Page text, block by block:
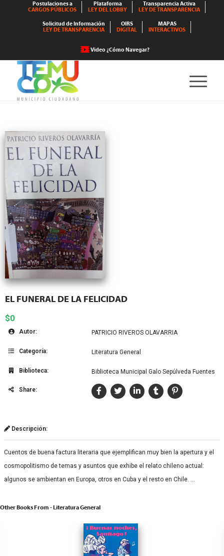
Postulaciones a
CARGOS PÚBLICOS
Plataforma
LEY DEL LOBBY
Transparencia Activa
LEY DE TRANSPARENCIA
Solicitud de Información
LEY DE TRANSPARENCIA
OIRS
DIGITAL
MAPAS
INTERACTIVOS
Video ¿Cómo Navegar?
EL FUNERAL DE LA FELICIDAD
$0
Autor: PATRICIO RIVEROS OLAVARRIA
Categoría: Literatura General
Biblioteca: Biblioteca Municipal Galo Sepúlveda Fuentes
Share:
Descripción:
Cuentos de buena factura literaria que ejemplifican muy bien la apertura y el
cosmopolitismo de temas y asuntos que exhibe el relato chileno actual:
algunos se ambientan en Europa, otros en Cuba y el resto en Chile. …
Other Books From - Literatura General